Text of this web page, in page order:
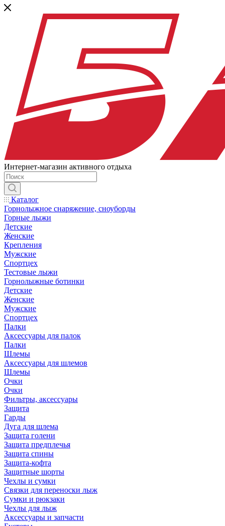
Интернет-магазин активного отдыха
Каталог
Горнолыжное снаряжение, сноуборды
Горные лыжи
Детские
Женские
Крепления
Мужские
Спортцех
Тестовые лыжи
Горнолыжные ботинки
Детские
Женские
Мужские
Спортцех
Палки
Аксессуары для палок
Палки
Шлемы
Аксессуары для шлемов
Шлемы
Очки
Очки
Фильтры, аксессуары
Защита
Гарды
Дуга для шлема
Защита голени
Защита предплечья
Защита спины
Защита-кофта
Защитные шорты
Чехлы и сумки
Связки для переноски лыж
Сумки и рюкзаки
Чехлы для лыж
Аксессуары и запчасти